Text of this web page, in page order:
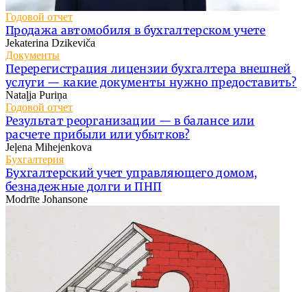
Годовой отчет
Продажа автомобиля в бухгалтерском учете
Jekaterina Dzikeviča
Документы
Перерегистрация лицензии бухгалтера внешней
услуги — какие документы нужно предоставить?
Nataļja Puriņa
Годовой отчет
Результат реорганизации — в балансе или
расчете прибыли или убытков?
Jeļena Mihejenkova
Бухгалтерия
Бухгалтерский учет управляющего домом,
безнадежные долги и ПНП
Modrīte Johansone